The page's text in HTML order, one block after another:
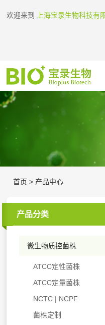
欢迎来到 上海宝录生物科技有
首页 > 产品中心
产品分类
微生物质控菌株
ATCC定性菌株
ATCC定量菌株
NCTC | NCPF
菌株定制